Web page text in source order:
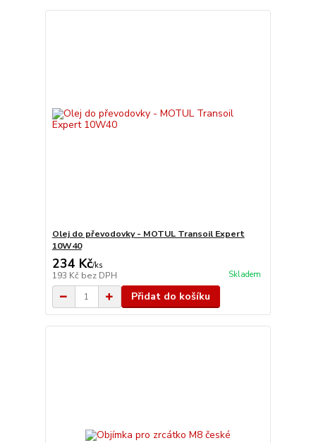
Olej do převodovky - MOTUL Transoil Expert
10W40
234 Kč/ks
193 Kč bez DPH Skladem
Přidat do košíku